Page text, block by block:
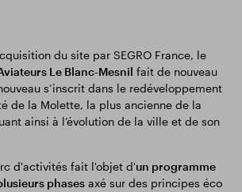
du site par SEGRO France, le
Le Blanc-Mesnil fait de nouveau
s’inscrit dans le redéveloppement
de la Molette, la plus ancienne de la
ainsi à l’évolution de la ville et de son
d'activités fait l'objet d'un programme
phases axé sur des principes éco